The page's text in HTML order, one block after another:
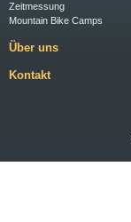
Zeitmessung
Mountain Bike Camps
Über uns
Kontakt